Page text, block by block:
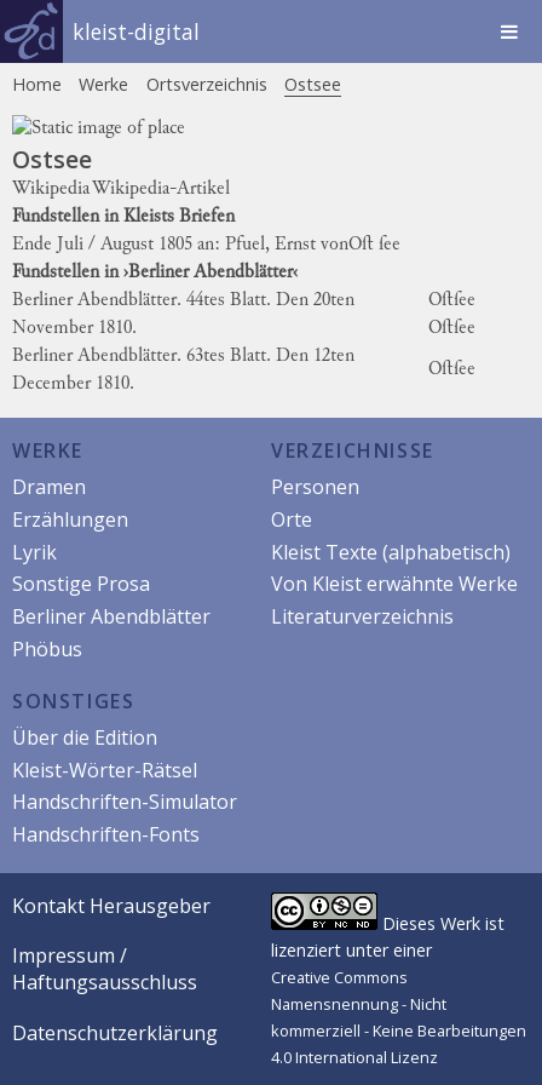
kleist-digital
Home Werke Ortsverzeichnis Ostsee
Ostsee
WikipediaWikipedia-Artikel
Fundstellen in Kleists Briefen
Ende Juli / August 1805 an: Pfuel, Ernst vonOſt ſee
Fundstellen in ›Berliner Abendblätter‹
Berliner Abendblätter. 44tes Blatt. Den 20ten
November 1810.
Oſtſee
Oſtſee
Berliner Abendblätter. 63tes Blatt. Den 12ten
December 1810.
Oſtſee
WERKE
Dramen
Erzählungen
Lyrik
Sonstige Prosa
Berliner Abendblätter
Phöbus
VERZEICHNISSE
Personen
Orte
Kleist Texte (alphabetisch)
Von Kleist erwähnte Werke
Literaturverzeichnis
SONSTIGES
Über die Edition
Kleist-Wörter-Rätsel
Handschriften-Simulator
Handschriften-Fonts
Kontakt Herausgeber
Impressum /
Haftungsausschluss
Datenschutzerklärung
Dieses Werk ist
lizenziert unter einer
Creative Commons
Namensnennung - Nicht
kommerziell - Keine Bearbeitungen
4.0 International Lizenz